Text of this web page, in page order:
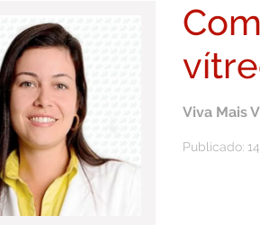
Viva Mais
Publicado: